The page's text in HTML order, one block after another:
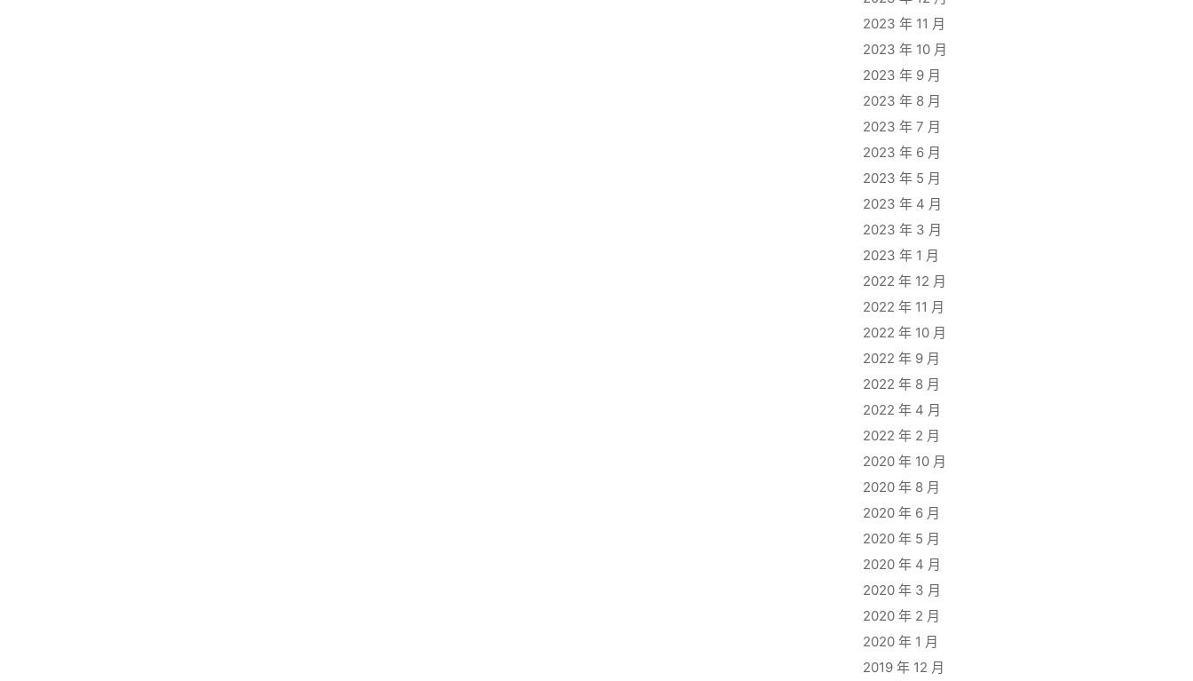
2023 年 11 月
2023 年 10 月
2023 年 9 月
2023 年 8 月
2023 年 7 月
2023 年 6 月
2023 年 5 月
2023 年 4 月
2023 年 3 月
2023 年 1 月
2022 年 12 月
2022 年 11 月
2022 年 10 月
2022 年 9 月
2022 年 8 月
2022 年 4 月
2022 年 2 月
2020 年 10 月
2020 年 8 月
2020 年 6 月
2020 年 5 月
2020 年 4 月
2020 年 3 月
2020 年 2 月
2020 年 1 月
2019 年 12 月